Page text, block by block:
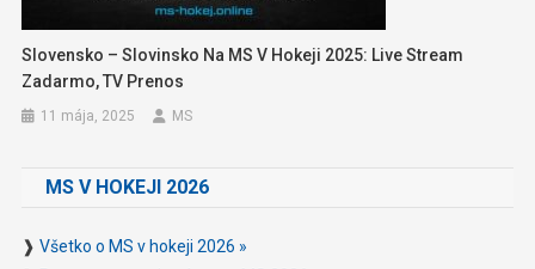
Slovensko – Slovinsko Na MS V Hokeji 2025: Live Stream
Zadarmo, TV Prenos
11 mája, 2025 MS
MS V HOKEJI 2026
❱ Všetko o MS v hokeji 2026 »